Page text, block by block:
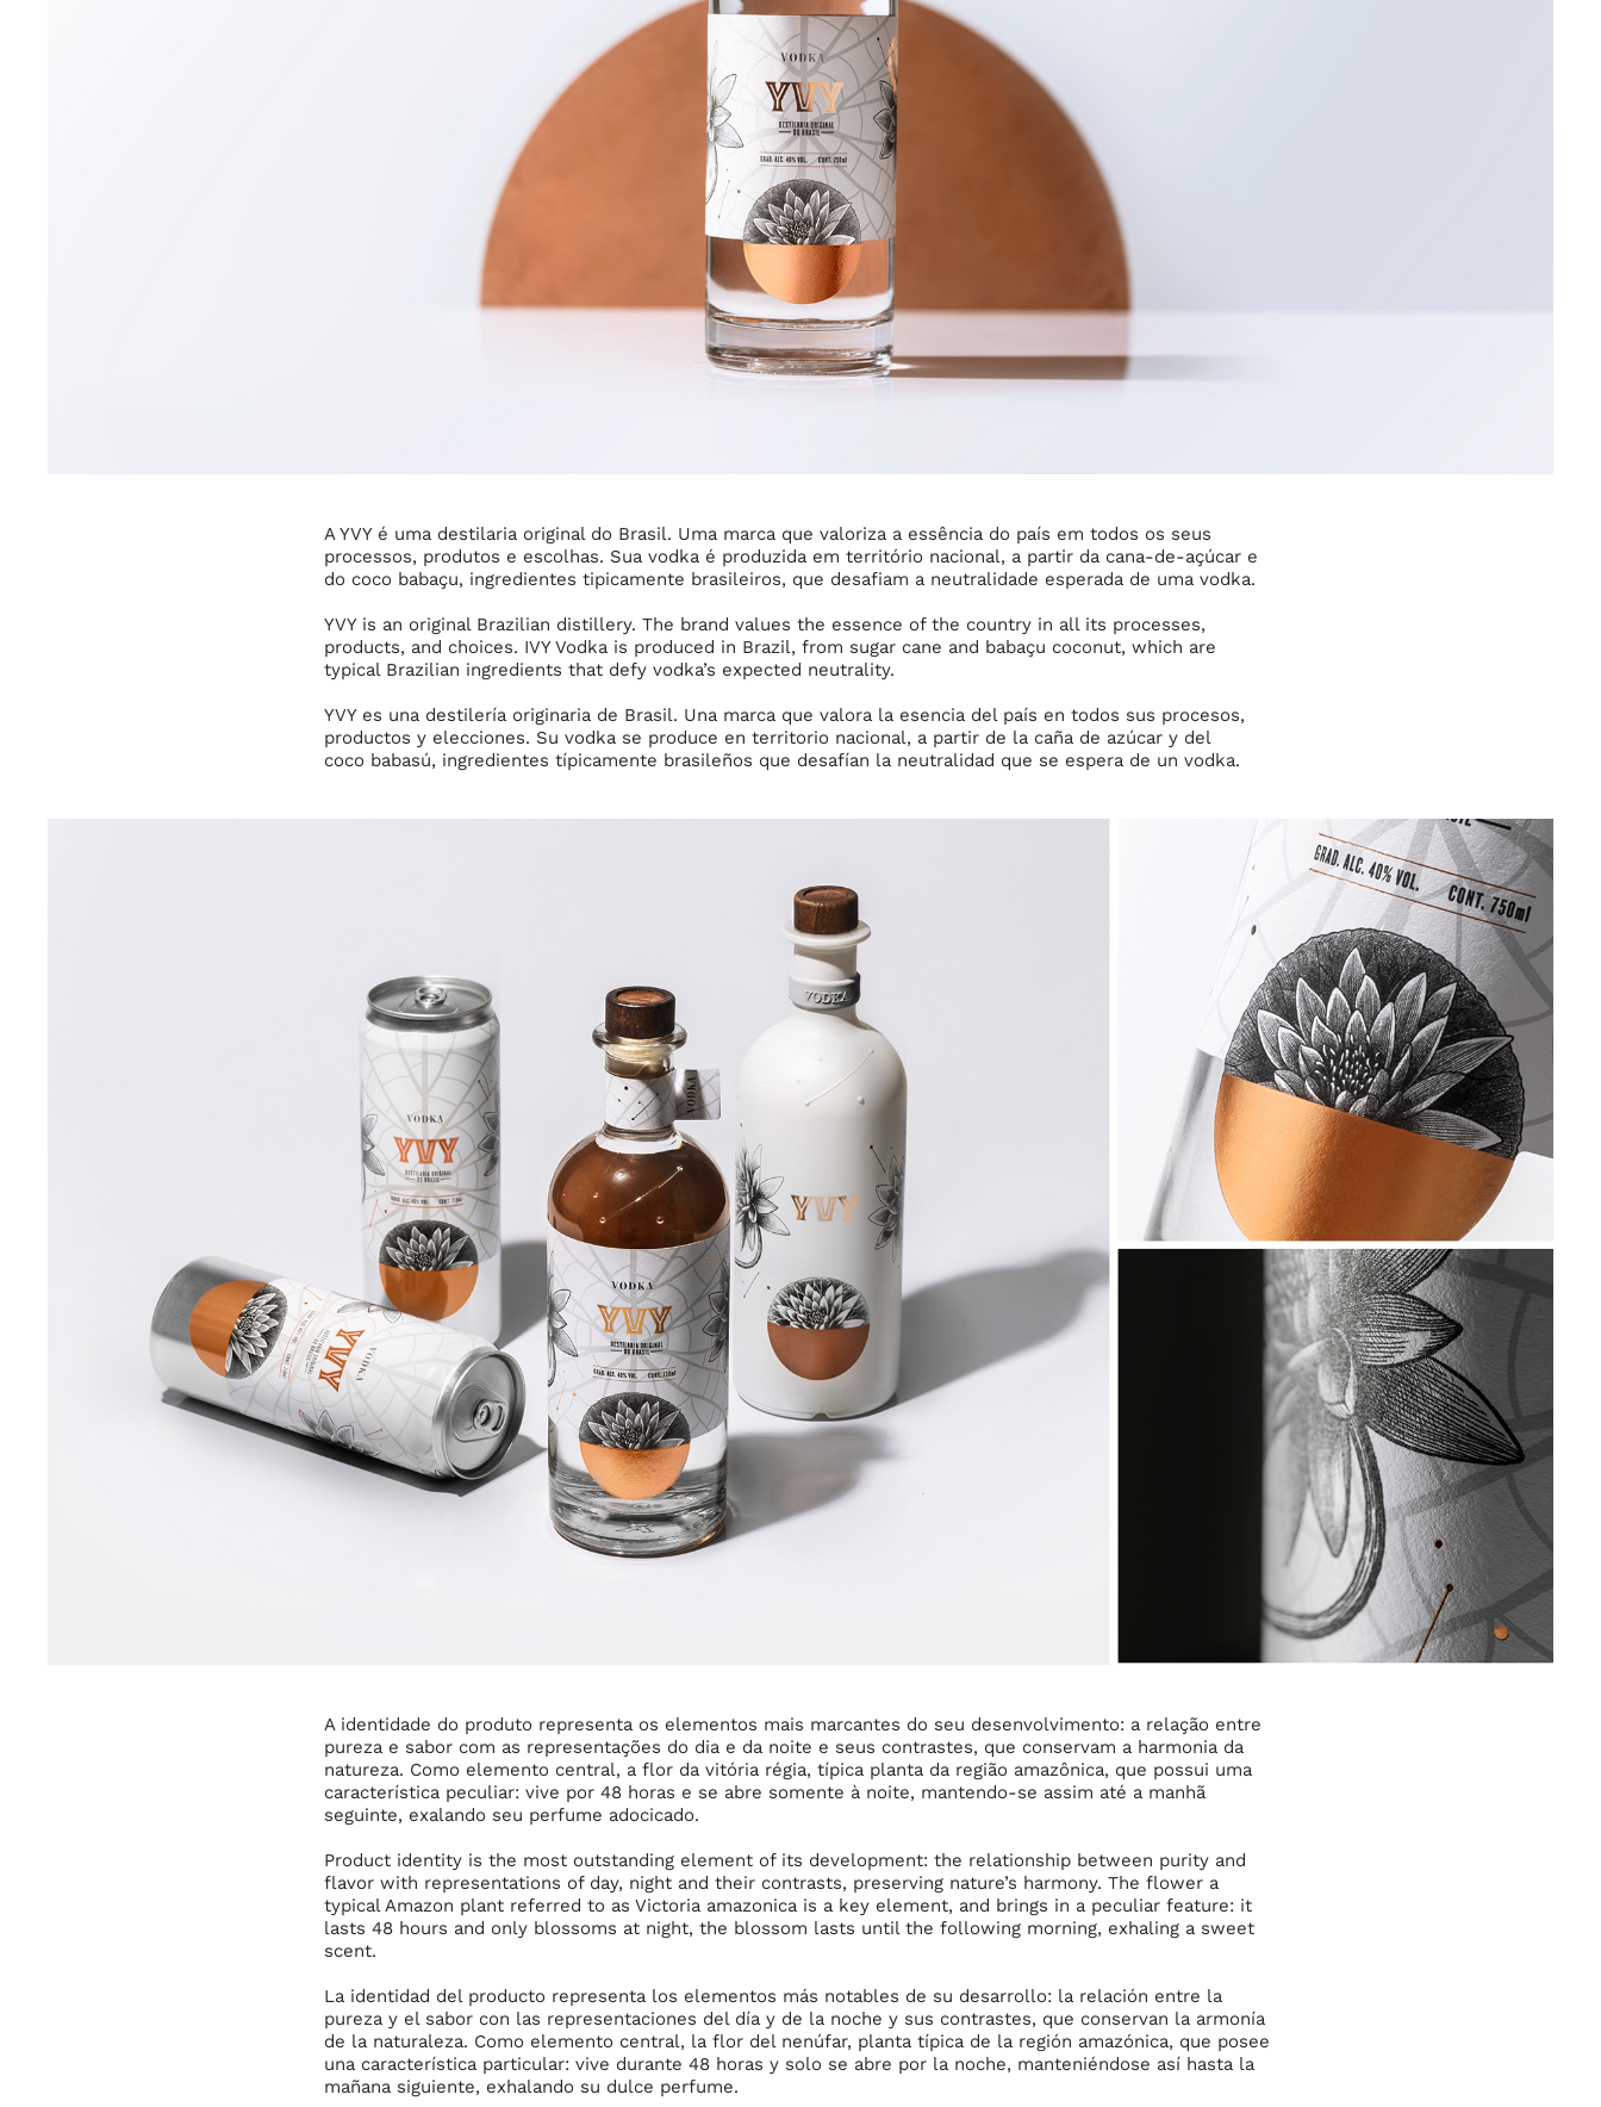
A YVY é uma destilaria original do Brasil. Uma marca que valoriza a essência do país em todos os seus
processos, produtos e escolhas. Sua vodka é produzida em território nacional, a partir da cana-de-açúcar e
do coco babaçu, ingredientes tipicamente brasileiros, que desafiam a neutralidade esperada de uma vodka.
YVY is an original Brazilian distillery. The brand values the essence of the country in all its processes,
products, and choices. IVY Vodka is produced in Brazil, from sugar cane and babaçu coconut, which are
typical Brazilian ingredients that defy vodka’s expected neutrality.
YVY es una destilería originaria de Brasil. Una marca que valora la esencia del país en todos sus procesos,
productos y elecciones. Su vodka se produce en territorio nacional, a partir de la caña de azúcar y del
coco babasú, ingredientes típicamente brasileños que desafían la neutralidad que se espera de un vodka.​​​​​​​
A identidade do produto representa os elementos mais marcantes do seu desenvolvimento: a relação entre
pureza e sabor com as representações do dia e da noite e seus contrastes, que conservam a harmonia da
natureza. Como elemento central, a flor da vitória régia, típica planta da região amazônica, que possui uma
característica peculiar: vive por 48 horas e se abre somente à noite, mantendo-se assim até a manhã
seguinte, exalando seu perfume adocicado.
Product identity is the most outstanding element of its development: the relationship between purity and
flavor with representations of day, night and their contrasts, preserving nature’s harmony. The flower a
typical Amazon plant referred to as Victoria amazonica is a key element, and brings in a peculiar feature: it
lasts 48 hours and only blossoms at night, the blossom lasts until the following morning, exhaling a sweet
scent.
La identidad del producto representa los elementos más notables de su desarrollo: la relación entre la
pureza y el sabor con las representaciones del día y de la noche y sus contrastes, que conservan la armonía
de la naturaleza. Como elemento central, la flor del nenúfar, planta típica de la región amazónica, que posee
una característica particular: vive durante 48 horas y solo se abre por la noche, manteniéndose así hasta la
mañana siguiente, exhalando su dulce perfume.